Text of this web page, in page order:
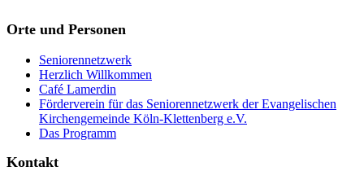
Orte und Personen
Seniorennetzwerk
Herzlich Willkommen
Café Lamerdin
Förderverein für das Seniorennetzwerk der Evangelischen
Kirchengemeinde Köln-Klettenberg e.V.
Das Programm
Kontakt